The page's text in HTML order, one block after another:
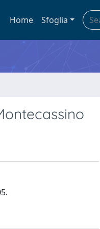
Home Sfoglia